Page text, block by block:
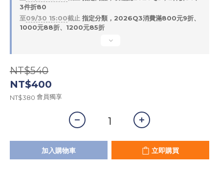
3件折80
至09/30 15:00截止 指定分類，2026Q3消費滿800元9折、
1000元88折、1200元85折
NT$540
NT$400
NT$380 會員獨享
加入購物車 立即購買